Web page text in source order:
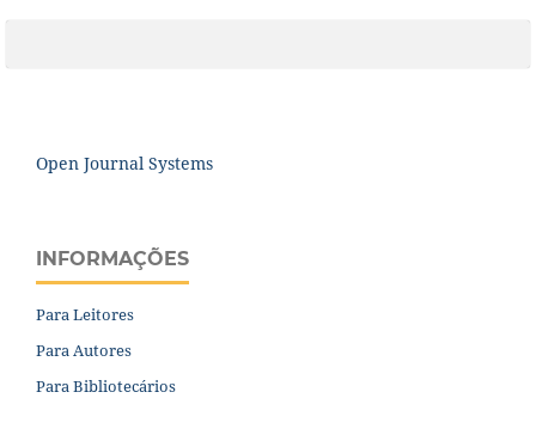
Open Journal Systems
INFORMAÇÕES
Para Leitores
Para Autores
Para Bibliotecários